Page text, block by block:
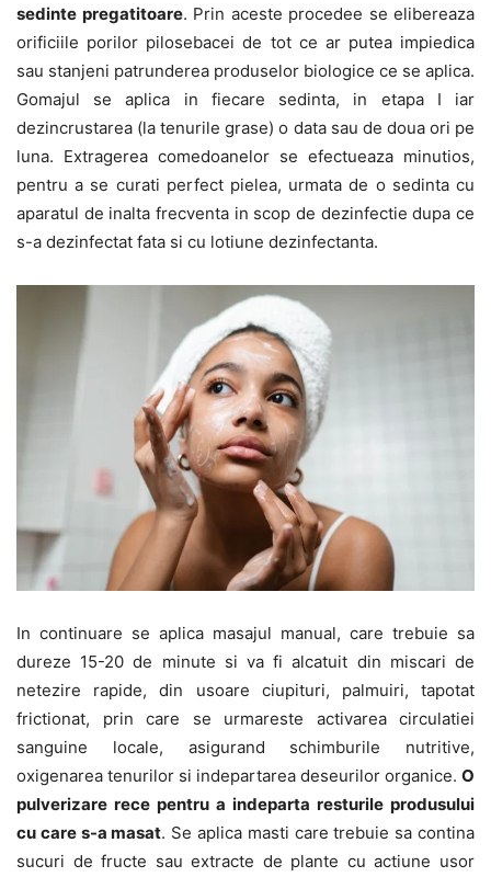
sedinte pregatitoare. Prin aceste procedee se elibereaza
orificiile porilor pilosebacei de tot ce ar putea impiedica
sau stanjeni patrunderea produselor biologice ce se aplica.
Gomajul se aplica in fiecare sedinta, in etapa I iar
dezincrustarea (la tenurile grase) o data sau de doua ori pe
luna. Extragerea comedoanelor se efectueaza minutios,
pentru a se curati perfect pielea, urmata de o sedinta cu
aparatul de inalta frecventa in scop de dezinfectie dupa ce
s-a dezinfectat fata si cu lotiune dezinfectanta.
In continuare se aplica masajul manual, care trebuie sa
dureze 15-20 de minute si va fi alcatuit din miscari de
netezire rapide, din usoare ciupituri, palmuiri, tapotat
frictionat, prin care se urmareste activarea circulatiei
sanguine locale, asigurand schimburile nutritive,
oxigenarea tenurilor si indepartarea deseurilor organice. O
pulverizare rece pentru a indeparta resturile produsului
cu care s-a masat. Se aplica masti care trebuie sa contina
sucuri de fructe sau extracte de plante cu actiune usor